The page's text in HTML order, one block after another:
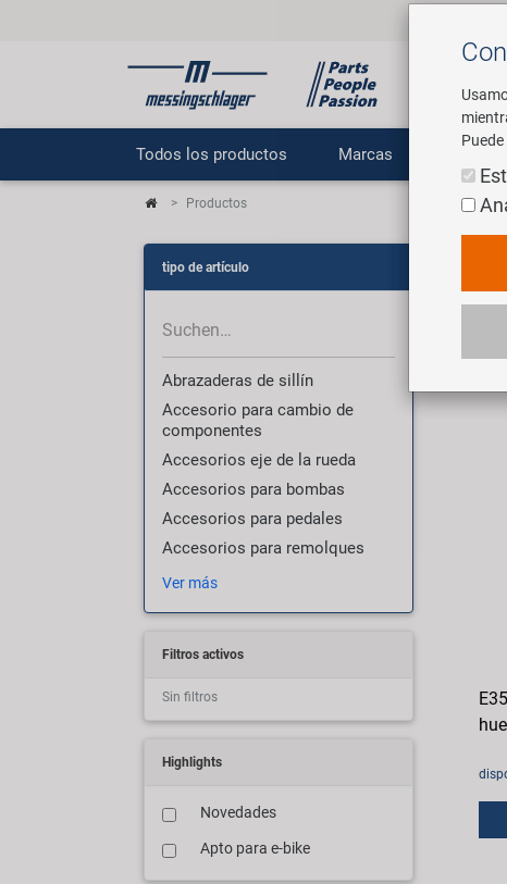
Todos los productos Marcas
Productos
tipo de artículo
Abrazaderas de sillín
Accesorio para cambio de
componentes
Accesorios eje de la rueda
Accesorios para bombas
Accesorios para pedales
Accesorios para remolques
Ver más
Filtros activos
Sin filtros
Highlights
Novedades
Apto para e-bike